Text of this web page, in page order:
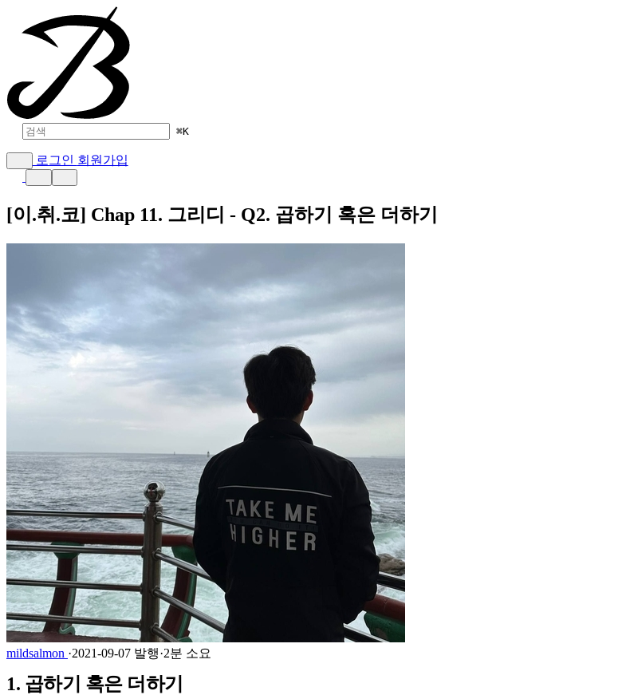
⌘K
로그인 회원가입
[이.취.코] Chap 11. 그리디 - Q2. 곱하기 혹은 더하기
mildsalmon ·2021-09-07 발행·2분 소요
1. 곱하기 혹은 더하기